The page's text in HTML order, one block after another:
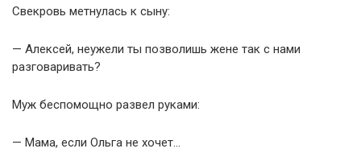
Свекровь метнулась к сыну:
— Алексей, неужели ты позволишь жене так с нами
разговаривать?
Муж беспомощно развел руками:
— Мама, если Ольга не хочет…